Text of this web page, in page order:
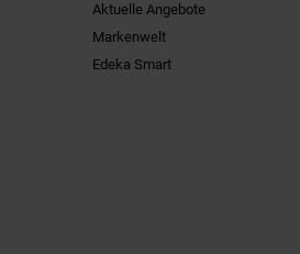
Aktuelle Angebote
Markenwelt
Edeka Smart